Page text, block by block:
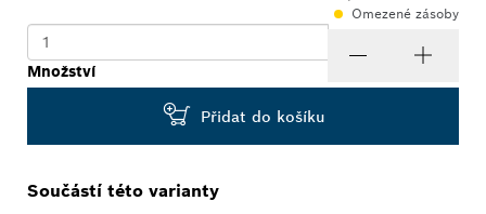
Omezené zásoby
Množství
Přidat do košíku
Součástí této varianty